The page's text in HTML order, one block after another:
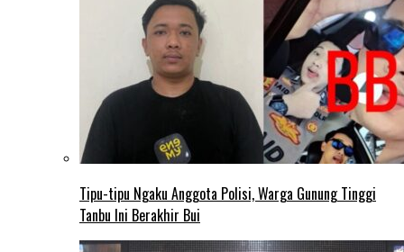
Tipu-tipu Ngaku Anggota Polisi, Warga Gunung Tinggi
Tanbu Ini Berakhir Bui